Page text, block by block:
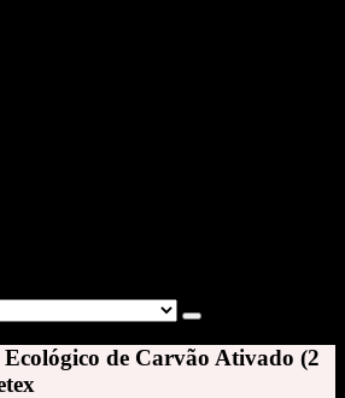
de Carvão Ativado (2